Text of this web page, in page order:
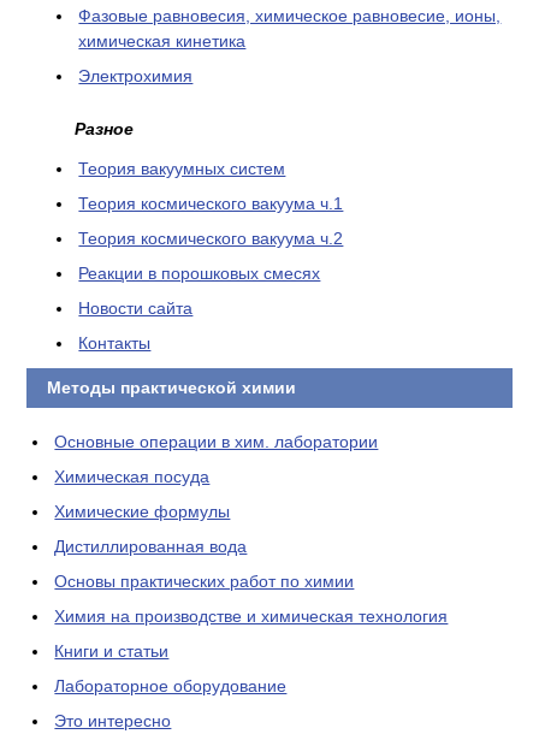
Фазовые равновесия, химическое равновесие, ионы,
химическая кинетика
Электрохимия
Разное
Теория вакуумных систем
Теория космического вакуума ч.1
Теория космического вакуума ч.2
Реакции в порошковых смесях
Новости сайта
Контакты
Методы практической химии
Основные операции в хим. лаборатории
Химическая посуда
Химические формулы
Дистиллированная вода
Основы практических работ по химии
Химия на производстве и химическая технология
Книги и статьи
Лабораторное оборудование
Это интересно